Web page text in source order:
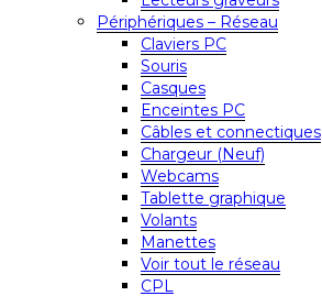
Périphériques – Réseau
Claviers PC
Souris
Casques
Enceintes PC
Câbles et connectiques
Chargeur (Neuf)
Webcams
Tablette graphique
Volants
Manettes
Voir tout le réseau
CPL